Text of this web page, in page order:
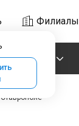
Филиалы